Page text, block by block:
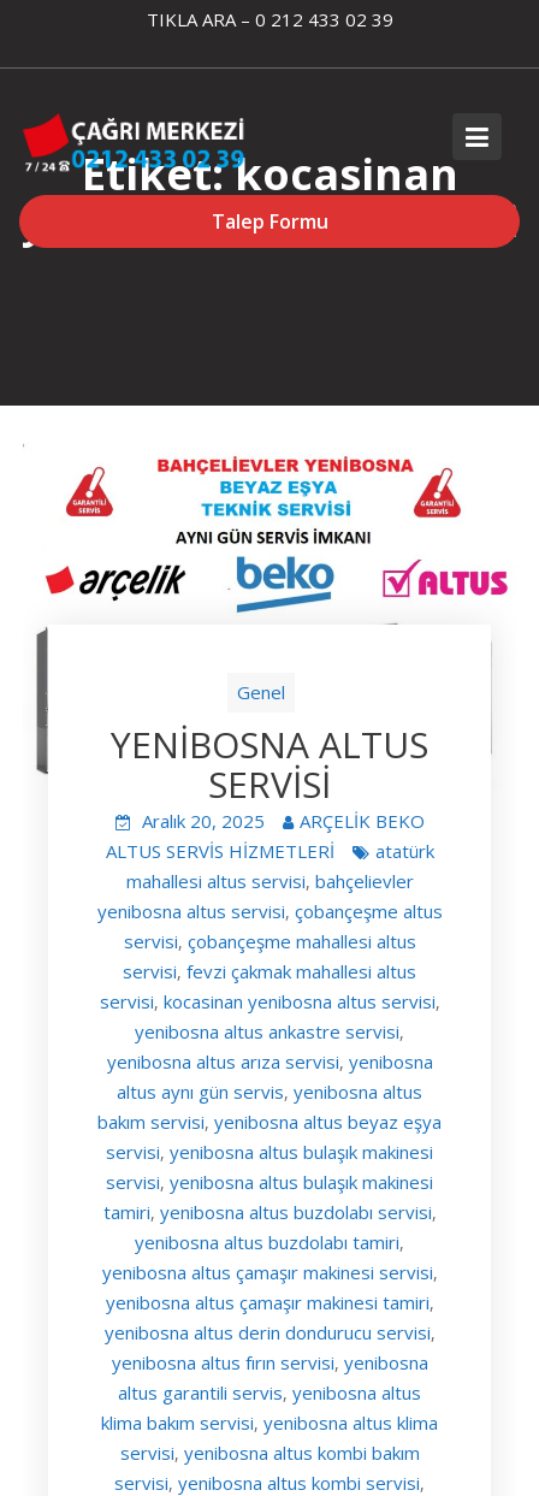
content
TIKLA ARA – 0 212 433 02 39
Talep Formu
Etiket:kocasinan
yenibosna altus servisi
Genel
YENİBOSNA ALTUS
SERVİSİ
Aralık 20, 2025
ARÇELİK BEKO
ALTUS SERVİS HİZMETLERİ
atatürk
mahallesi altus servisi, bahçelievler
yenibosna altus servisi, çobançeşme altus
servisi, çobançeşme mahallesi altus
servisi, fevzi çakmak mahallesi altus
servisi, kocasinan yenibosna altus servisi,
yenibosna altus ankastre servisi,
yenibosna altus arıza servisi, yenibosna
altus aynı gün servis, yenibosna altus
bakım servisi, yenibosna altus beyaz eşya
servisi, yenibosna altus bulaşık makinesi
servisi, yenibosna altus bulaşık makinesi
tamiri, yenibosna altus buzdolabı servisi,
yenibosna altus buzdolabı tamiri,
yenibosna altus çamaşır makinesi servisi,
yenibosna altus çamaşır makinesi tamiri,
yenibosna altus derin dondurucu servisi,
yenibosna altus fırın servisi, yenibosna
altus garantili servis, yenibosna altus
klima bakım servisi, yenibosna altus klima
servisi, yenibosna altus kombi bakım
servisi, yenibosna altus kombi servisi,